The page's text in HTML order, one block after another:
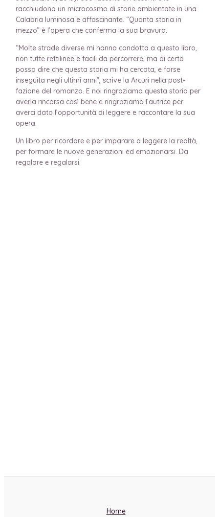
racchiudono un microcosmo di storie ambientate in una
Calabria luminosa e affascinante. “Quanta storia in
mezzo” è l’opera che conferma la sua bravura.
“Molte strade diverse mi hanno condotta a questo libro,
non tutte rettilinee e facili da percorrere, ma di certo
posso dire che questa storia mi ha cercata, e forse
inseguita negli ultimi anni”, scrive la Arcuri nella post-
fazione del romanzo. E noi ringraziamo questa storia per
averla rincorsa così bene e ringraziamo l’autrice per
averci dato l’opportunità di leggere e raccontare la sua
opera.
Un libro per ricordare e per imparare a leggere la realtà,
per formare le nuove generazioni ed emozionarsi. Da
regalare e regalarsi.
Home